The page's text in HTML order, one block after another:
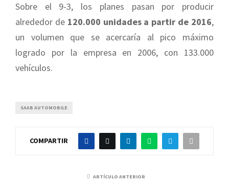
Sobre el 9-3, los planes pasan por producir
alrededor de 120.000 unidades a partir de 2016,
un volumen que se acercaría al pico máximo
logrado por la empresa en 2006, con 133.000
vehículos.
SAAB AUTOMOBILE
COMPARTIR
ARTÍCULO ANTERIOR